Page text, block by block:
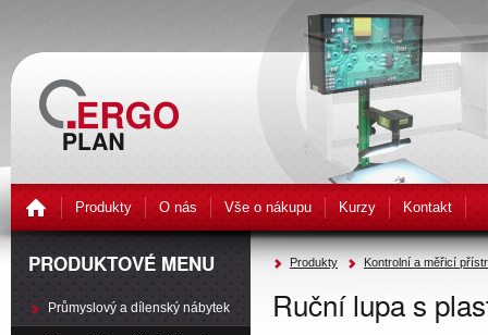
Produkty O nás Vše o nákupu Kurzy Kontakt
Produkty Kontrolní a měřicí
Ruční lupa s
PRODUKTOVÉ MENU
Průmyslový a dílenský nábytek